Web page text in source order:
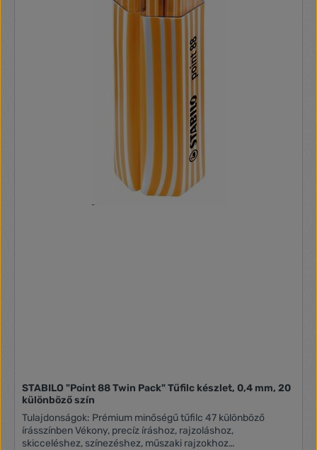
STABILO "Point 88 Twin Pack" Tűfilc készlet, 0,4 mm, 20
különböző szín
Tulajdonságok: Prémium minőségű tűfilc 47 különböző
írásszínben Vékony, precíz íráshoz, rajzoláshoz,
skicceléshez, színezéshez, műszaki rajzokhoz